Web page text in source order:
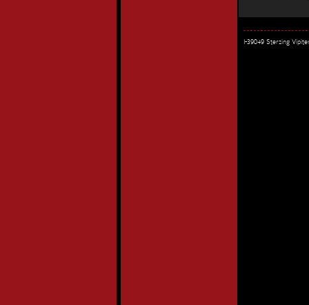
I-39049 Sterzing